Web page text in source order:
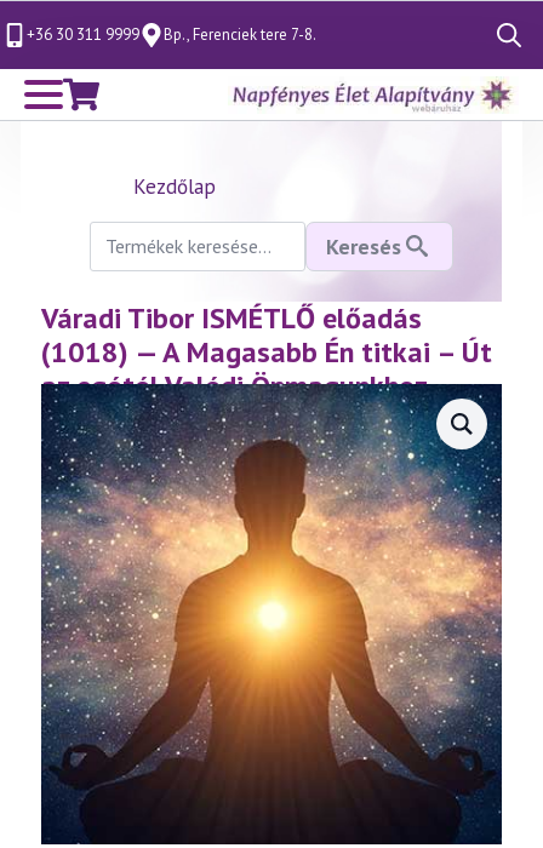
+36 30 311 9999 Bp., Ferenciek tere 7-8.
Search
for:
Kezdőlap
Keresés
következőre:
Keresés
Váradi Tibor ISMÉTLŐ előadás
(1018) — A Magasabb Én titkai – Út
az egótól Valódi Önmagunkhoz
(2.rész) (2024.10.12.)